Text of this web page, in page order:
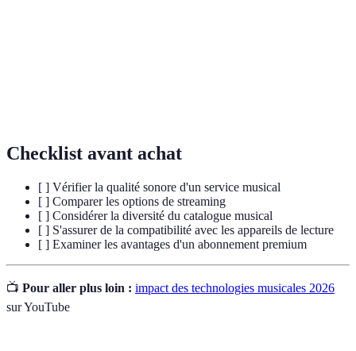
Checklist avant achat
[ ] Vérifier la qualité sonore d'un service musical
[ ] Comparer les options de streaming
[ ] Considérer la diversité du catalogue musical
[ ] S'assurer de la compatibilité avec les appareils de lecture
[ ] Examiner les avantages d'un abonnement premium
📺 Pour aller plus loin : impact des technologies musicales 2026
sur YouTube